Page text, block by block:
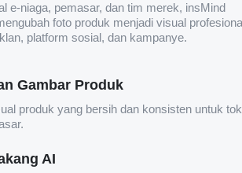
e-niaga, pemasar, dan tim merek, insMind
foto produk menjadi visual
platform sosial, dan kampanye.
Gambar Produk
produk yang bersih dan konsisten untuk
AI